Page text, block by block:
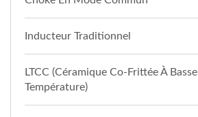
Inducteur Traditionnel
LTCC (Céramique Co-Frittée À Basse
Température)